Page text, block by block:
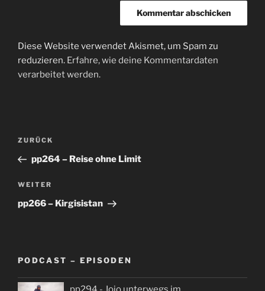
Diese Website verwendet Akismet, um Spam zu
reduzieren. Erfahre, wie deine Kommentardaten
verarbeitet werden.
Beitragsnavigation
Vorheriger
Beitrag
ZURÜCK
pp264 – Reise ohne Limit
Nächster
Beitrag
WEITER
pp266 – Kirgisistan
PODCAST – EPISODEN